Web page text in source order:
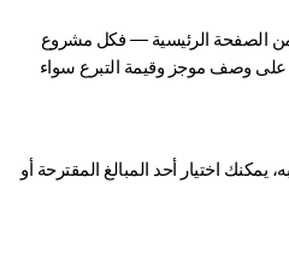
اختر المشروع الذي يلامس قلبك من الصفحة الرئيسية — فكل مشروع
وصف موجز وقيمة التبرع سواء
حدّد المبلغ الذي ترغب في التبرع به، يمكنك اختيار أحد المبالغ المقترحة أو